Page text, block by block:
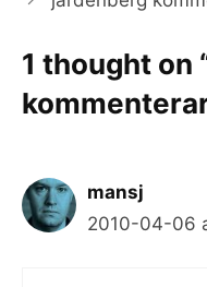
1 thought on
mansj
2010-04-06